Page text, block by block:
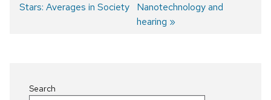
Post
post:
Stars: Averages in Society
post:
Nanotechnology and
hearing
Search